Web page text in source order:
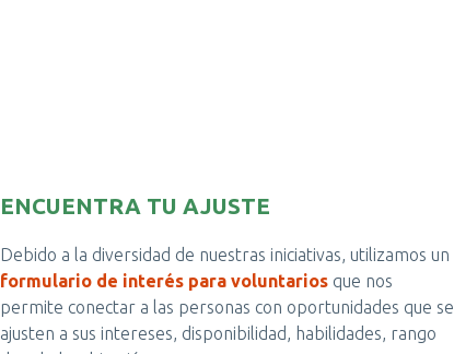
ENCUENTRA TU AJUSTE
Debido a la diversidad de nuestras iniciativas, utilizamos un
formulario de interés para voluntarios que nos
permite conectar a las personas con oportunidades que se
ajusten a sus intereses, disponibilidad, habilidades, rango